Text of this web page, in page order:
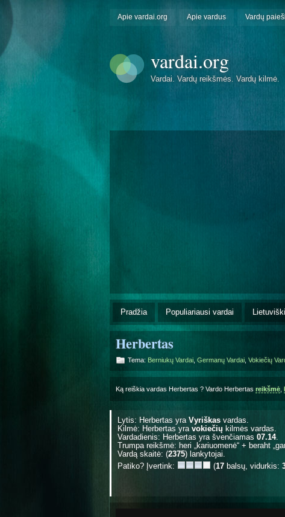
Apie vardai.org Apie vardus Vardų
vardai.org
Vardai. Vardų reikšmės. Vardų kilmė.
Pradžia Populiariausi vardai
Herbertas
Tema: Berniukų Vardai Germanų Vardai Vokiečių
Ką reiškia vardas Herbertas ? Vardo Herbertas reikšmė
Lytis: Herbertas yra Vyriškas vardas.
Kilmė: Herbertas yra vokiečių kilmės vardas.
Vardadienis: Herbertas yra švenčiamas 07.14.
Trumpa reikšmė: heri „kariuomenė“ + beraht
Vardą skaitė: (2375) lankytojai.
Patiko? Įvertink:
(17 balsų, vidurkis: